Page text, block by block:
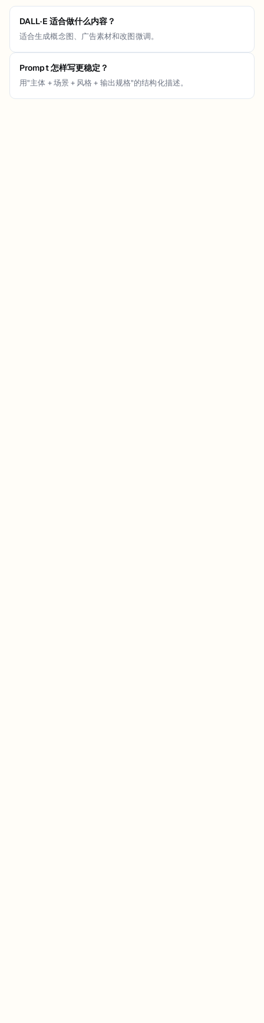
DALL·E 适合做什么内容？
适合生成概念图、广告素材和改图微调。
Prompt 怎样写更稳定？
用"主体 + 场景 + 风格 + 输出规格"的结构化描述。